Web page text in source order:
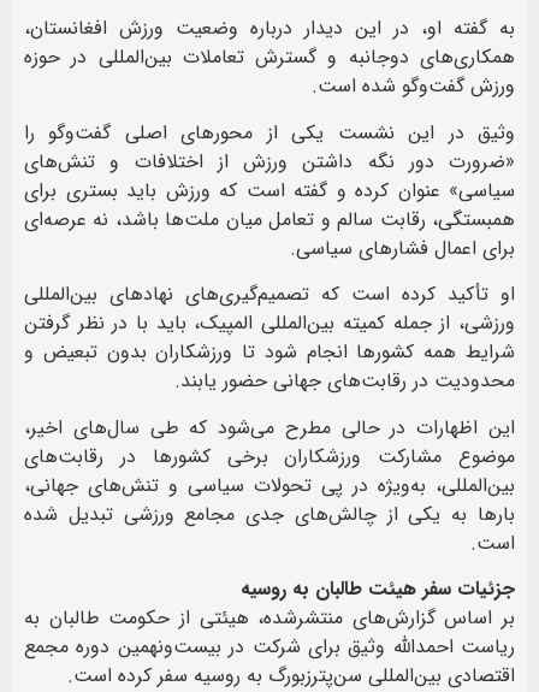
به گفته او، در این دیدار درباره وضعیت ورزش افغانستان،
همکاری‌های دوجانبه و گسترش تعاملات بین‌المللی در حوزه
ورزش گفت‌وگو شده است.
وثیق در این نشست یکی از محورهای اصلی گفت‌وگو را
«ضرورت دور نگه داشتن ورزش از اختلافات و تنش‌های
سیاسی» عنوان کرده و گفته است که ورزش باید بستری برای
همبستگی، رقابت سالم و تعامل میان ملت‌ها باشد، نه عرصه‌ای
برای اعمال فشارهای سیاسی.
او تأکید کرده است که تصمیم‌گیری‌های نهادهای بین‌المللی
ورزشی، از جمله کمیته بین‌المللی المپیک، باید با در نظر گرفتن
شرایط همه کشورها انجام شود تا ورزشکاران بدون تبعیض و
محدودیت در رقابت‌های جهانی حضور یابند.
این اظهارات در حالی مطرح می‌شود که طی سال‌های اخیر،
موضوع مشارکت ورزشکاران برخی کشورها در رقابت‌های
بین‌المللی، به‌ویژه در پی تحولات سیاسی و تنش‌های جهانی،
بارها به یکی از چالش‌های جدی مجامع ورزشی تبدیل شده
است.
جزئیات سفر هیئت طالبان به روسیه
بر اساس گزارش‌های منتشرشده، هیئتی از حکومت طالبان به
ریاست احمدالله وثیق برای شرکت در بیست‌ونهمین دوره مجمع
اقتصادی بین‌المللی سن‌پترزبورگ به روسیه سفر کرده است.